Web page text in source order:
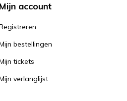
Mijn account
bestellingen
tickets
verlanglijst